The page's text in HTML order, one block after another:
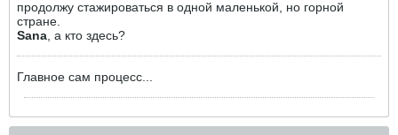
продолжу стажироваться в одной маленькой, но горной
стране.
Sana , а кто здесь?
Главное сам процесс...